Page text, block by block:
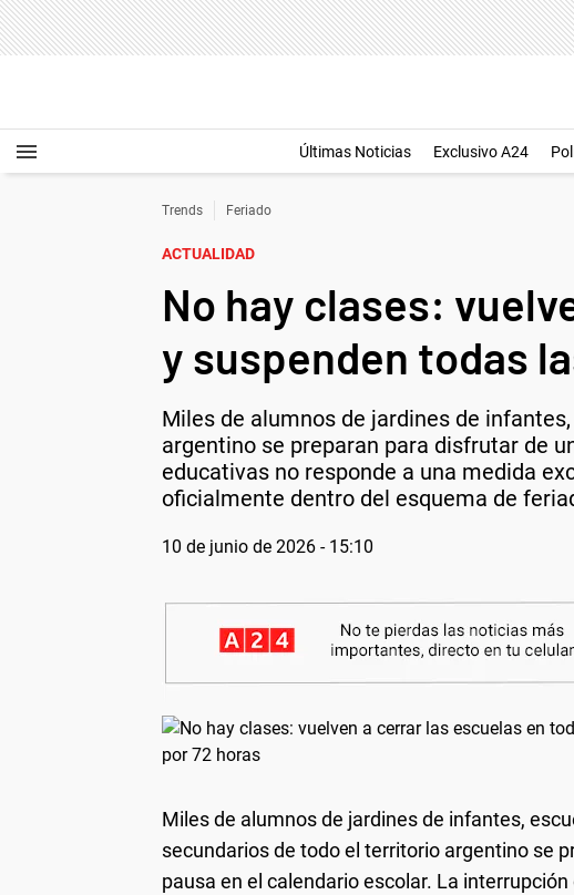
Últimas Noticias Exclusivo A24
Trends Feriado
ACTUALIDAD
No hay clases:
y suspenden todas
Miles de alumnos de jardines de
argentino se preparan para disfrutar de
educativas no responde a una medida
oficialmente dentro del esquema de
10 de junio de 2026 - 15:10
Miles de alumnos de jardines de infantes,
secundarios de todo el territorio argentino se
pausa en el calendario escolar. La